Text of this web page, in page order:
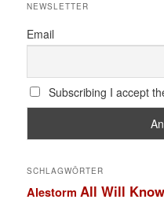
NEWSLETTER
Email
Subscribing I accept
SCHLAGWÖRTER
Alestorm All Will Know